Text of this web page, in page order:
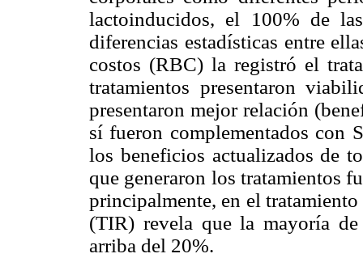
lactoinducidos, el 100% de
diferencias estadísticas entre
costos (RBC) la registró el
tratamientos presentaron
presentaron mejor relación
sí fueron complementados con
los beneficios actualizados de
que generaron los tratamientos
principalmente, en el
(TIR) revela que la mayoría
arriba del 20%.